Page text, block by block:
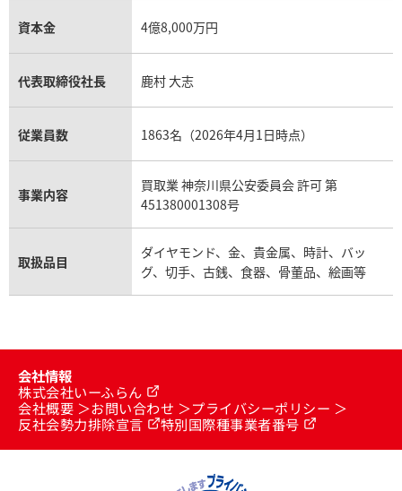
資本金 4億8,000万円
代表取締役社長 鹿村 大志
従業員数 1863名（2026年4月1日時点）
事業内容
買取業 神奈川県公安委員会 許可 第
451380001308号
取扱品目
ダイヤモンド、金、貴金属、時計、バッ
グ、切手、古銭、食器、骨董品、絵画等
会社情報
株式会社いーふらん
会社概要
お問い合わせ
プライバシーポリシー
反社会勢力排除宣言
特別国際種事業者番号